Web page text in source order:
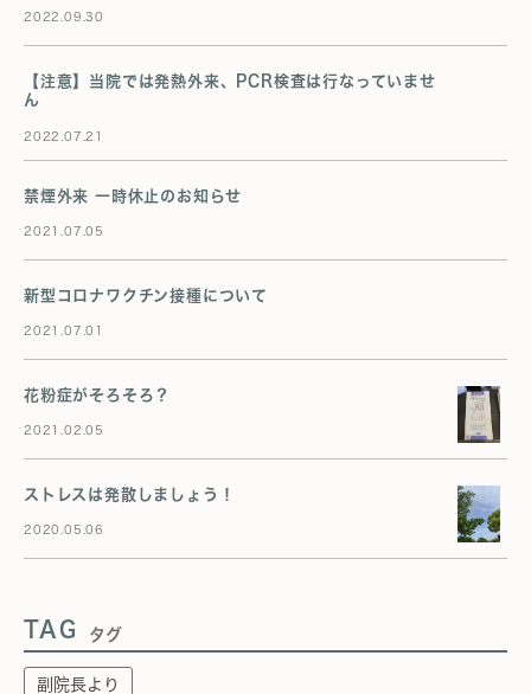
2022.09.30
【注意】当院では発熱外来、PCR検査は行なっていませ
ん
2022.07.21
禁煙外来 一時休止のお知らせ
2021.07.05
新型コロナワクチン接種について
2021.07.01
花粉症がそろそろ？
2021.02.05
ストレスは発散しましょう！
2020.05.06
TAG タグ
副院長より